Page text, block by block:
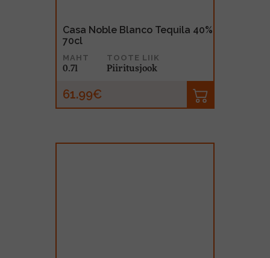
Casa Noble Blanco Tequila 40%
70cl
MAHT
0.7l
TOOTE LIIK
Piiritusjook
61.99€